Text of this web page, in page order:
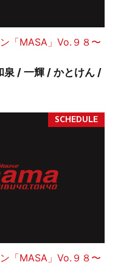
「MASA」Vo.９８〜
/ 一輝 / かとけん /
「MASA」Vo.９８〜